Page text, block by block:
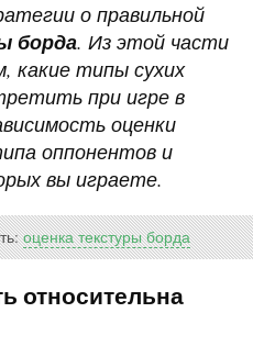
о правильной
борда. Из этой части
какие типы сухих
при игре в
оценки
оппонентов и
вы играете.
оценка текстуры борда
относительна